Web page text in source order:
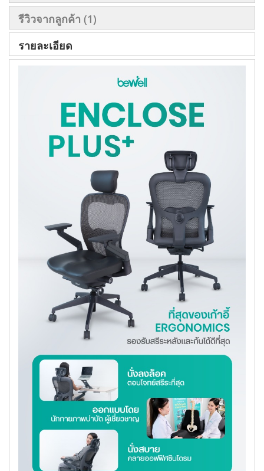
รีวิวจากลูกค้า 1
รายละเอียด